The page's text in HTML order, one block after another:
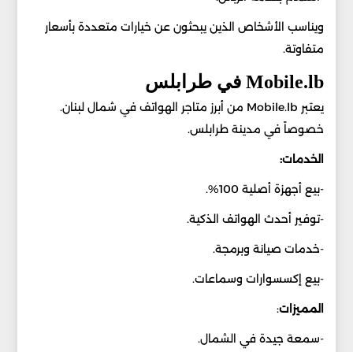
ويناسب الأشخاص الذين يبحثون عن خيارات متعددة بأسعار
متفاوتة.
Mobile.lb في طرابلس
يعتبر Mobile.lb من أبرز متاجر الهواتف في شمال لبنان.
خصوصاً في مدينة طرابلس.
الخدمات:
-بيع أجهزة أصلية 100%.
-توفير أحدث الهواتف الذكية.
-خدمات صيانة وبرمجة.
-بيع إكسسوارات وسماعات.
المميزات:
-سمعة جيدة في الشمال.